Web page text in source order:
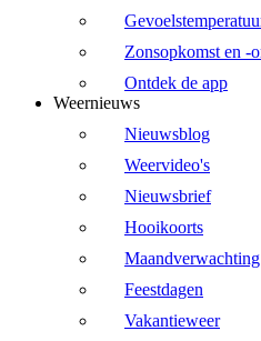
Zonsopkomst en -
Ontdek de app
Weernieuws
Nieuwsblog
Weervideo's
Nieuwsbrief
Hooikoorts
Maandverwachting
Feestdagen
Vakantieweer